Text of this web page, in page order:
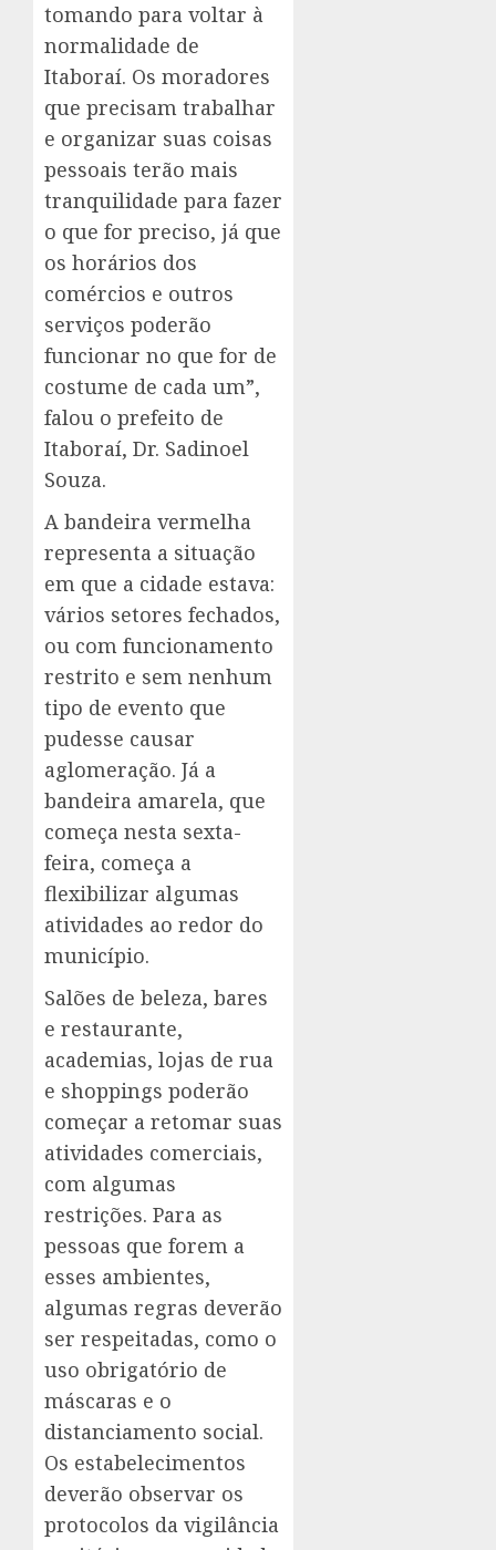
tomando para voltar à
normalidade de
Itaboraí. Os moradores
que precisam trabalhar
e organizar suas coisas
pessoais terão mais
tranquilidade para fazer
o que for preciso, já que
os horários dos
comércios e outros
serviços poderão
funcionar no que for de
costume de cada um”,
falou o prefeito de
Itaboraí, Dr. Sadinoel
Souza.
A bandeira vermelha
representa a situação
em que a cidade estava:
vários setores fechados,
ou com funcionamento
restrito e sem nenhum
tipo de evento que
pudesse causar
aglomeração. Já a
bandeira amarela, que
começa nesta sexta-
feira, começa a
flexibilizar algumas
atividades ao redor do
município.
Salões de beleza, bares
e restaurante,
academias, lojas de rua
e shoppings poderão
começar a retomar suas
atividades comerciais,
com algumas
restrições. Para as
pessoas que forem a
esses ambientes,
algumas regras deverão
ser respeitadas, como o
uso obrigatório de
máscaras e o
distanciamento social.
Os estabelecimentos
deverão observar os
protocolos da vigilância